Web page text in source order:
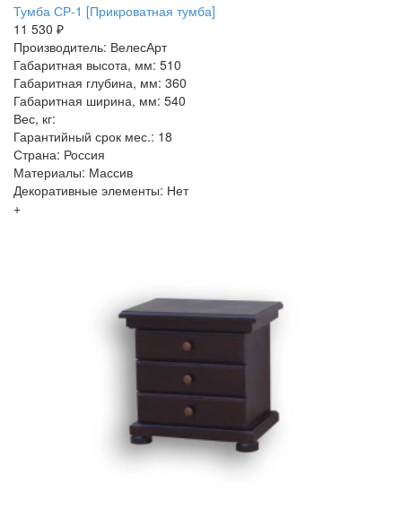
Тумба СР-1 [Прикроватная тумба]
11 530 ₽
Производитель: ВелесАрт
Габаритная высота, мм: 510
Габаритная глубина, мм: 360
Габаритная ширина, мм: 540
Вес, кг:
Гарантийный срок мес.: 18
Страна: Россия
Материалы: Массив
Декоративные элементы: Нет
+